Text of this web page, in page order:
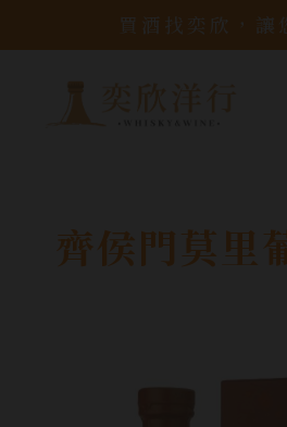
買酒找奕欣，讓
齊侯門莫里